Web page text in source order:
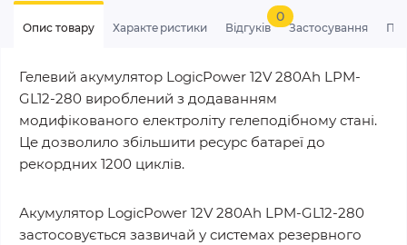
Опис товару Характеристики Відгуків
0
Застосування
Гелевий акумулятор LogicPower 12V 280Ah LPM-
GL12-280 вироблений з додаванням
модифікованого електроліту гелеподібному стані.
Це дозволило збільшити ресурс батареї до
рекордних 1200 циклів.
Акумулятор LogicPower 12V 280Ah LPM-GL12-280
застосовується зазвичай у системах резервного